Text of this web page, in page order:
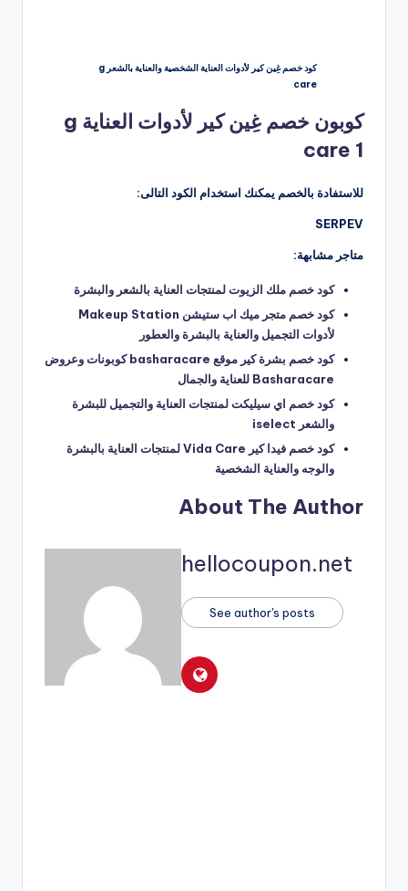
كود خصم غِين كير لأدوات العناية الشخصية والعناية بالشعر g
care
كوبون خصم غِين كير لأدوات العناية g
care 1
للاستفادة بالخصم يمكنك استخدام الكود التالى:
SERPEV
متاجر مشابهة:
كود خصم ملك الزيوت لمنتجات العناية بالشعر والبشرة
كود خصم متجر ميك اب ستيشن Makeup Station
لأدوات التجميل والعناية بالبشرة والعطور
كود خصم بشرة كير موقع basharacare كوبونات وعروض
Basharacare للعناية والجمال
كود خصم اي سيليكت لمنتجات العناية والتجميل للبشرة
والشعر iselect
كود خصم فيدا كير Vida Care لمنتجات العناية بالبشرة
والوجه والعناية الشخصية
About The Author
hellocoupon.net
See author's posts